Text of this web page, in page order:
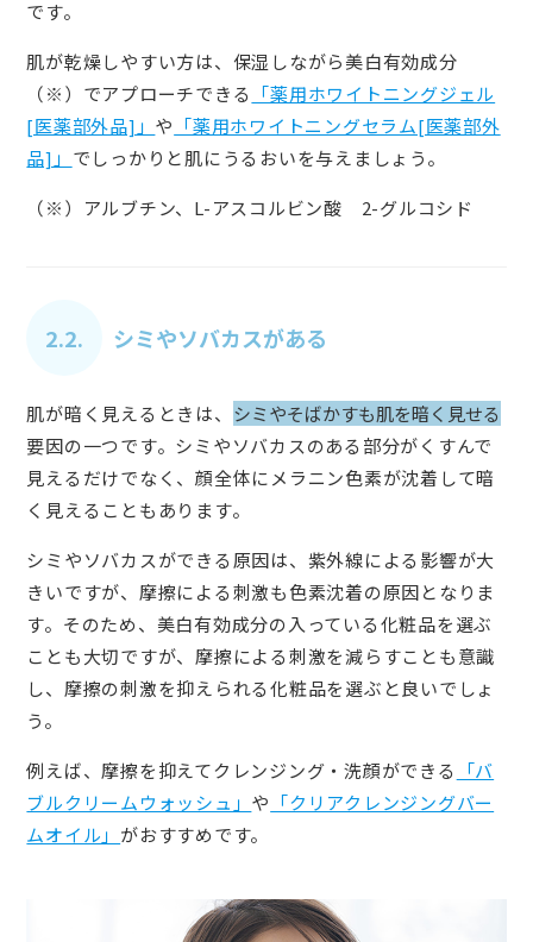
です。
肌が乾燥しやすい方は、保湿しながら美白有効成分
（※）でアプローチできる 「薬用ホワイトニングジェル
[医薬部外品]」 や 「薬用ホワイトニングセラム[医薬部外
品]」 でしっかりと肌にうるおいを与えましょう。
（※）アルブチン、L-アスコルビン酸 2-グルコシド
2.2. シミやソバカスがある
肌が暗く見えるときは、 シミやそばかすも肌を暗く見せる
要因の一つです。シミやソバカスのある部分がくすんで
見えるだけでなく、顔全体にメラニン色素が沈着して暗
く見えることもあります。
シミやソバカスができる原因は、紫外線による影響が大
きいですが、摩擦による刺激も色素沈着の原因となりま
す。そのため、美白有効成分の入っている化粧品を選ぶ
ことも大切ですが、摩擦による刺激を減らすことも意識
し、摩擦の刺激を抑えられる化粧品を選ぶと良いでしょ
う。
例えば、摩擦を抑えてクレンジング・洗顔ができる
「バ
ブルクリームウォッシュ」 や 「クリアクレンジングバー
ムオイル」 がおすすめです。